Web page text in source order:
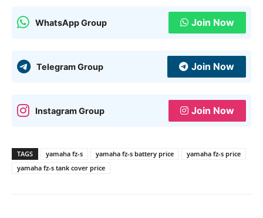
WhatsApp Group Join Now
Telegram Group Join Now
Instagram Group Join Now
TAGS yamaha fz-s yamaha fz-s battery price
yamaha fz-s price
yamaha fz-s tank cover price